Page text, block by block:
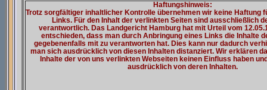
Haftungshinweis:
Trotz sorgfältiger inhaltlicher Kontrolle übernehmen wir keine Haftung
Links. Für den Inhalt der verlinkten Seiten sind ausschließlich
verantwortlich. Das Landgericht Hamburg hat mit Urteil vom
entschieden, dass man durch Anbringung eines Links die Inhalte
gegebenenfalls mit zu verantworten hat. Dies kann nur dadurch
man sich ausdrücklich von diesen Inhalten distanziert. Wir erklären
Inhalte der von uns verlinkten Webseiten keinen Einfluss haben
ausdrücklich von deren Inhalten.